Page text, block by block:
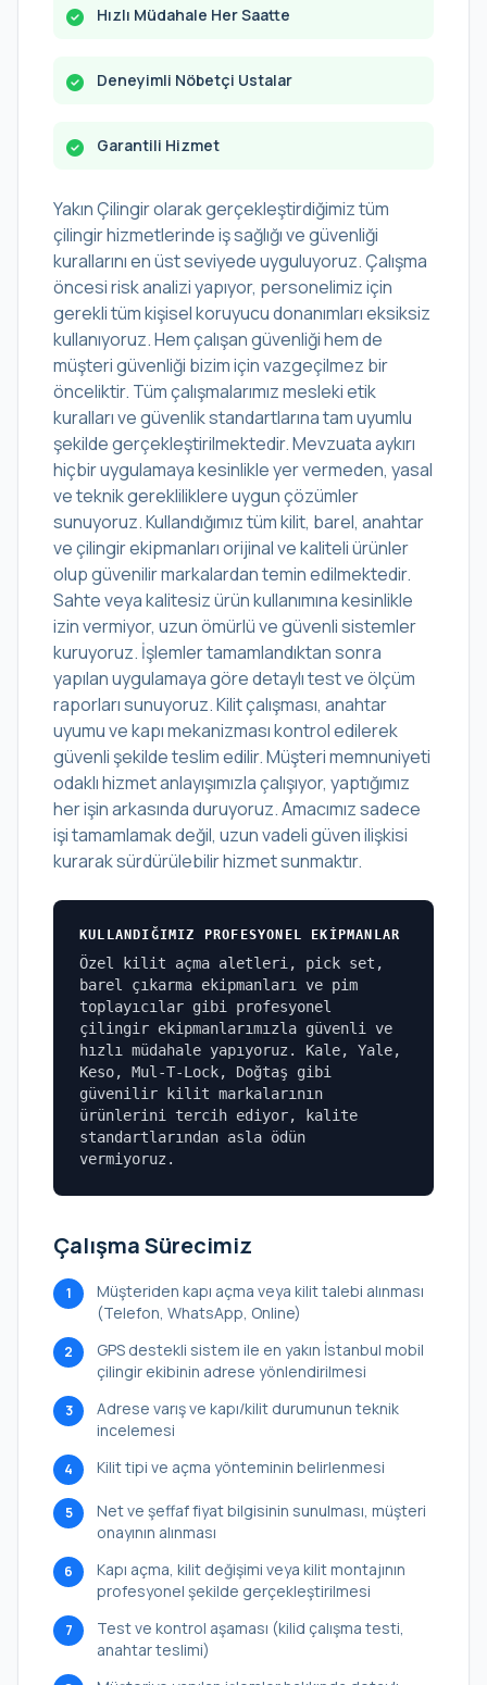
Hızlı Müdahale Her Saatte
Deneyimli Nöbetçi Ustalar
Garantili Hizmet
Yakın Çilingir olarak gerçekleştirdiğimiz tüm
çilingir hizmetlerinde iş sağlığı ve güvenliği
kurallarını en üst seviyede uyguluyoruz. Çalışma
öncesi risk analizi yapıyor, personelimiz için
gerekli tüm kişisel koruyucu donanımları eksiksiz
kullanıyoruz. Hem çalışan güvenliği hem de
müşteri güvenliği bizim için vazgeçilmez bir
önceliktir. Tüm çalışmalarımız mesleki etik
kuralları ve güvenlik standartlarına tam uyumlu
şekilde gerçekleştirilmektedir. Mevzuata aykırı
hiçbir uygulamaya kesinlikle yer vermeden, yasal
ve teknik gerekliliklere uygun çözümler
sunuyoruz. Kullandığımız tüm kilit, barel, anahtar
ve çilingir ekipmanları orijinal ve kaliteli ürünler
olup güvenilir markalardan temin edilmektedir.
Sahte veya kalitesiz ürün kullanımına kesinlikle
izin vermiyor, uzun ömürlü ve güvenli sistemler
kuruyoruz. İşlemler tamamlandıktan sonra
yapılan uygulamaya göre detaylı test ve ölçüm
raporları sunuyoruz. Kilit çalışması, anahtar
uyumu ve kapı mekanizması kontrol edilerek
güvenli şekilde teslim edilir. Müşteri memnuniyeti
odaklı hizmet anlayışımızla çalışıyor, yaptığımız
her işin arkasında duruyoruz. Amacımız sadece
işi tamamlamak değil, uzun vadeli güven ilişkisi
kurarak sürdürülebilir hizmet sunmaktır.
KULLANDIĞIMIZ PROFESYONEL EKIPMANLAR
Özel kilit açma aletleri, pick set,
barel çıkarma ekipmanları ve pim
toplayıcılar gibi profesyonel
çilingir ekipmanlarımızla güvenli ve
hızlı müdahale yapıyoruz. Kale, Yale,
Keso, Mul-T-Lock, Doğtaş gibi
güvenilir kilit markalarının
ürünlerini tercih ediyor, kalite
standartlarından asla ödün
vermiyoruz.
Çalışma Sürecimiz
1
Müşteriden kapı açma veya kilit talebi alınması
(Telefon, WhatsApp, Online)
2
GPS destekli sistem ile en yakın İstanbul mobil
çilingir ekibinin adrese yönlendirilmesi
3
Adrese varış ve kapı/kilit durumunun teknik
incelemesi
4 Kilit tipi ve açma yönteminin belirlenmesi
5
Net ve şeffaf fiyat bilgisinin sunulması, müşteri
onayının alınması
6
Kapı açma, kilit değişimi veya kilit montajının
profesyonel şekilde gerçekleştirilmesi
7
Test ve kontrol aşaması (kilid çalışma testi,
anahtar teslimi)